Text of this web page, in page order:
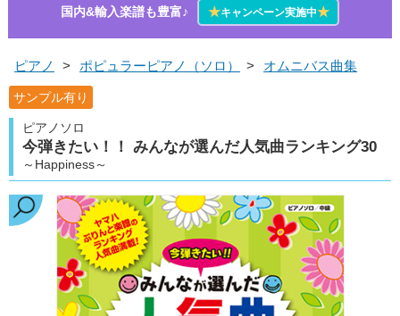
国内&輸入楽譜も豊富♪
★キャンペーン実施中★
ピアノ > ポピュラーピアノ（ソロ） > オムニバス曲集
サンプル有り
ピアノソロ
今弾きたい！！ みんなが選んだ人気曲ランキング30
～Happiness～